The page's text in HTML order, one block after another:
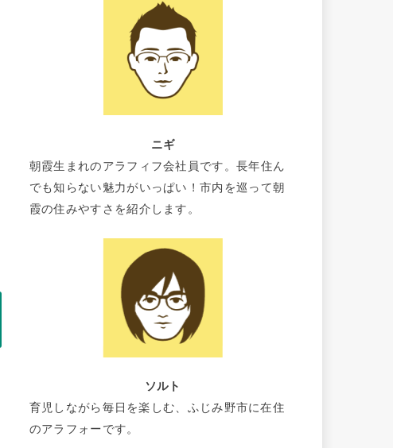
ニギ
朝霞生まれのアラフィフ会社員です。長年住ん
でも知らない魅力がいっぱい！市内を巡って朝
霞の住みやすさを紹介します。
ソルト
育児しながら毎日を楽しむ、ふじみ野市に在住
のアラフォーです。